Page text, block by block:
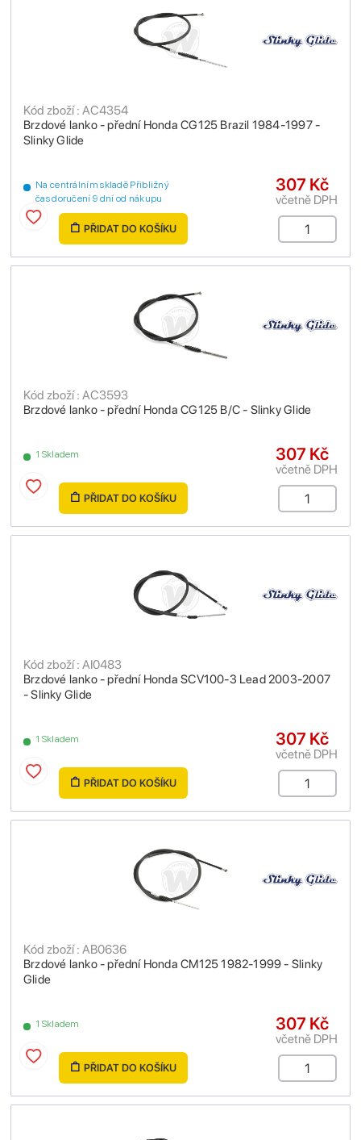
Brzdové lanko - přední Honda CG125 Brazil 1984-1997 -
Slinky Glide
Kód zboží : AC4354
Na centrálním skladě Přibližný
čas doručení 9 dní od nákupu
307 Kč
včetně DPH
PŘIDAT DO KOŠÍKU
Brzdové lanko - přední Honda CG125 B/C - Slinky Glide
Kód zboží : AC3593
1 Skladem 307 Kč
včetně DPH
PŘIDAT DO KOŠÍKU
Brzdové lanko - přední Honda SCV100-3 Lead 2003-2007
- Slinky Glide
Kód zboží : AI0483
1 Skladem 307 Kč
včetně DPH
PŘIDAT DO KOŠÍKU
Brzdové lanko - přední Honda CM125 1982-1999 - Slinky
Glide
Kód zboží : AB0636
1 Skladem 307 Kč
včetně DPH
PŘIDAT DO KOŠÍKU